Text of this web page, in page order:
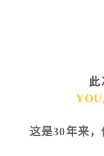
此
YOU
这是30年来